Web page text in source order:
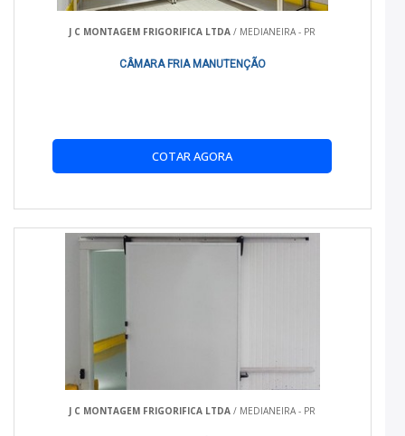
de veículos HR, facilitando a personalização conforme a
necessidade.
significativos benefícios práticos:
Manutenção da Temperatura:Equipado com
temperatura ideal para diferentes tipos de produtos.
Durabilidade:
Materiais resistentes garantem longa
vida útil e menor necessidade de manutenção.
J C MONTAGEM FRIGORIFICA LTDA / MEDIANEIRA - PR
CÂMARA FRIA MANUTENÇÃO
COTAR AGORA
J C MONTAGEM FRIGORIFICA LTDA / MEDIANEIRA - PR